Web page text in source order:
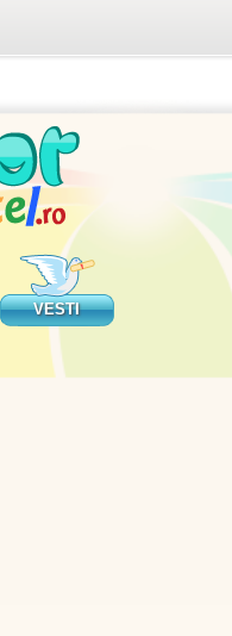
VESTI